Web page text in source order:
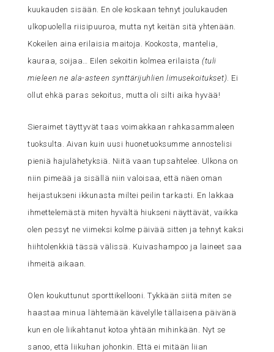
kuukauden sisään. En ole koskaan tehnyt joulukauden
ulkopuolella riisipuuroa, mutta nyt keitän sitä yhtenään.
Kokeilen aina erilaisia maitoja. Kookosta, mantelia,
kauraa, soijaa… Eilen sekoitin kolmea erilaista(tuli
mieleen ne ala-asteen synttärijuhlien limusekoitukset) . Ei
ollut ehkä paras sekoitus, mutta oli silti aika hyvää!
Sieraimet täyttyvät taas voimakkaan rahkasammaleen
tuoksulta. Aivan kuin uusi huonetuoksumme annostelisi
pieniä hajulähetyksiä. Niitä vaan tupsahtelee. Ulkona on
niin pimeää ja sisällä niin valoisaa, että näen oman
heijastukseni ikkunasta miltei peilin tarkasti. En lakkaa
ihmettelemästä miten hyvältä hiukseni näyttävät, vaikka
olen pessyt ne viimeksi kolme päivää sitten ja tehnyt kaksi
hiihtolenkkiä tässä välissä. Kuivashampoo ja laineet saa
ihmeitä aikaan.
Olen koukuttunut sporttikellooni. Tykkään siitä miten se
haastaa minua lähtemään kävelylle tällaisena päivänä
kun en ole liikahtanut kotoa yhtään mihinkään. Nyt se
sanoo, että liikuhan johonkin. Että ei mitään liian